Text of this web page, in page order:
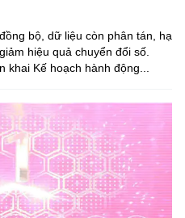
bộ, dữ liệu còn phân tán, hạ
hiệu quả chuyển đổi số.
khai Kế hoạch hành động...